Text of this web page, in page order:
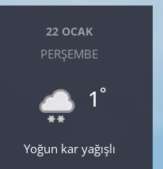
22 OCAK
PERŞEMBE
1 °
Yoğun kar yağışlı